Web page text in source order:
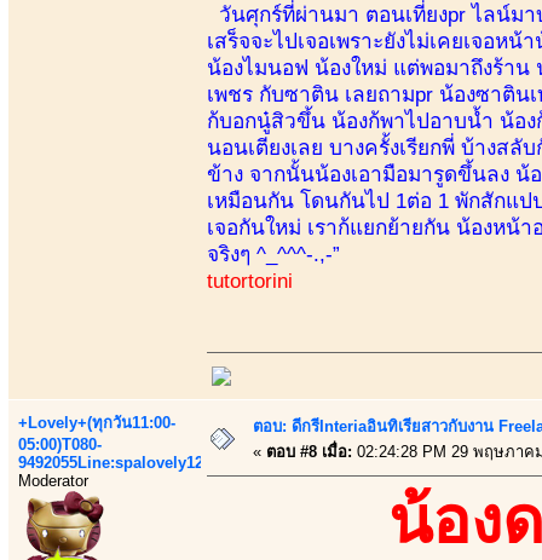
วันศุกร์ที่ผ่านมา ตอนเที่ยงpr ไลน์ม
เสร็จจะไปเจอเพราะยังไม่เคยเจอห
น้องไมนอฟ น้องใหม่ แต่พอมาถึงร้าน
เพชร กับซาติน เลยถามpr น้องซาติน
ก้บอกนู๋สิวขึ้น น้องก้พาไปอาบน้ำ น้อง
นอนเตียงเลย บางครั้งเรียกพี่ บ้างส
ข้าง จากนั้นน้องเอามือมารูดขึ้นลง น้
เหมือนกัน โดนกันไป 1ต่อ 1 พักสักแ
เจอกันใหม่ เราก้แยกย้ายกัน น้องหน้
จริงๆ ^_^^^-.,-”
tutortorini
+Lovely+(ทุกวัน11:00-
05:00)T080-
9492055Line:spalovely123
Moderator
ตอบ: ดีกรีInteriaอินทิเรียสาวกับงาน
« ตอบ #8 เมื่อ: 02:24:28 PM 29 พฤษภาค
น้อง